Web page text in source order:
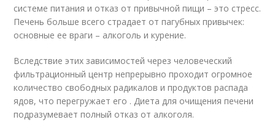
системе питания и отказ от привычной пищи – это стресс.
Печень больше всего страдает от пагубных привычек:
основные ее враги – алкоголь и курение.
Вследствие этих зависимостей через человеческий
фильтрационный центр непрерывно проходит огромное
количество свободных радикалов и продуктов распада
ядов, что перегружает его . Диета для очищения печени
подразумевает полный отказ от алкоголя.